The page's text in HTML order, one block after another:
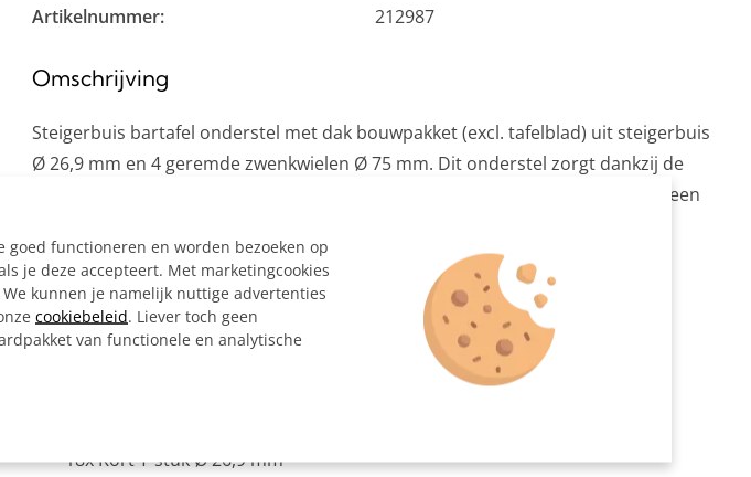
Artikelnummer:
212987
Omschrijving
Steigerbuis bartafel onderstel met dak bouwpakket (excl. tafelblad) uit steigerbuis
Ø 26,9 mm en 4 geremde zwenkwielen Ø 75 mm. Dit onderstel zorgt dankzij de
stevige steigerbuizen voor een stabiele tafel. Maak de bartafel compleet met een
Inclusief:
Alle materialen op maat gezaagd
4x Zwenkwiel Ø 75 mm met rem
18x Kort T-stuk Ø 26,9 mm
functioneren en worden bezoeken op
je deze accepteert. Met marketingcookies
kunnen je namelijk nuttige advertenties
cookiebeleid. Liever toch geen
van functionele en analytische